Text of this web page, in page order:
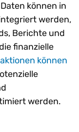
können in
werden,
Berichte und
finanzielle
können
werden.